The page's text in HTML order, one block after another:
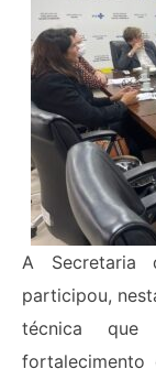
A Secretaria de Estado da Saúde do Paraná
participou,
técnica
fortalecimento